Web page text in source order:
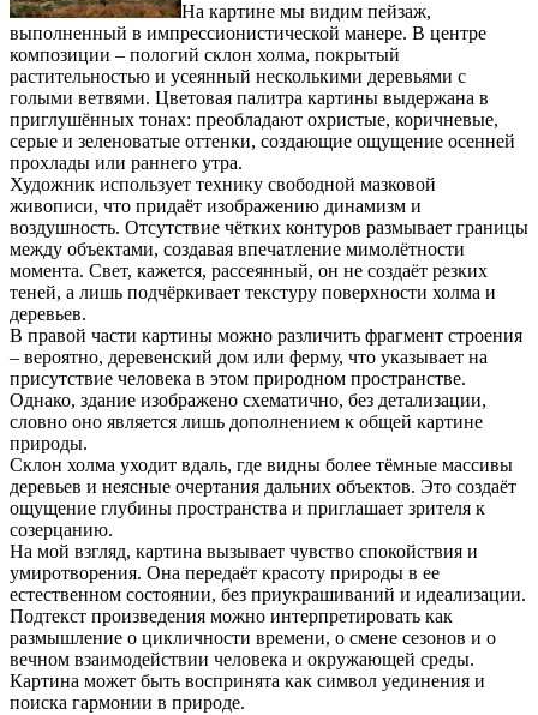
На картине мы видим пейзаж,
выполненный в импрессионистической манере. В центре
композиции – пологий склон холма, покрытый
растительностью и усеянный несколькими деревьями с
голыми ветвями. Цветовая палитра картины выдержана в
приглушённых тонах: преобладают охристые, коричневые,
серые и зеленоватые оттенки, создающие ощущение осенней
прохлады или раннего утра.
Художник использует технику свободной мазковой
живописи, что придаёт изображению динамизм и
воздушность. Отсутствие чётких контуров размывает границы
между объектами, создавая впечатление мимолётности
момента. Свет, кажется, рассеянный, он не создаёт резких
теней, а лишь подчёркивает текстуру поверхности холма и
деревьев.
В правой части картины можно различить фрагмент строения
– вероятно, деревенский дом или ферму, что указывает на
присутствие человека в этом природном пространстве.
Однако, здание изображено схематично, без детализации,
словно оно является лишь дополнением к общей картине
природы.
Склон холма уходит вдаль, где видны более тёмные массивы
деревьев и неясные очертания дальних объектов. Это создаёт
ощущение глубины пространства и приглашает зрителя к
созерцанию.
На мой взгляд, картина вызывает чувство спокойствия и
умиротворения. Она передаёт красоту природы в ее
естественном состоянии, без приукрашиваний и идеализации.
Подтекст произведения можно интерпретировать как
размышление о цикличности времени, о смене сезонов и о
вечном взаимодействии человека и окружающей среды.
Картина может быть воспринята как символ уединения и
поиска гармонии в природе.